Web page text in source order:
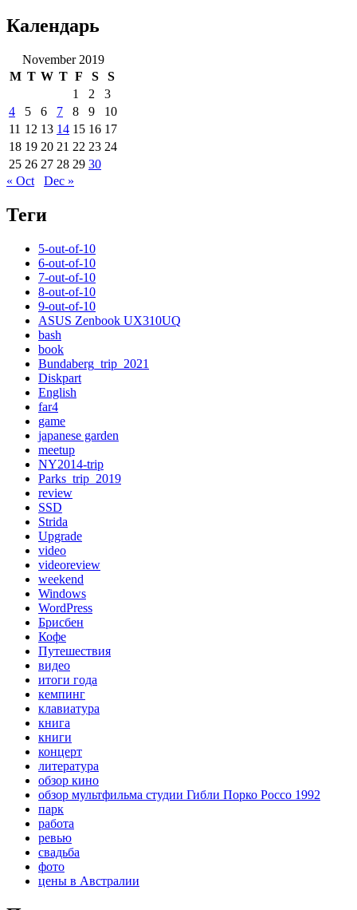
Календарь
November 2019
M T W T F S
S
1
2
3
4
5 6 7 8 9
10
11 12 13 14 15 16 17
18 19 20 21 22 23 24
25 26 27 28 29 30
« Oct
Dec »
Теги
5-out-of-10
6-out-of-10
7-out-of-10
8-out-of-10
9-out-of-10
ASUS Zenbook UX310UQ
bash
book
Bundaberg_trip_2021
Diskpart
English
far4
game
japanese garden
meetup
NY2014-trip
Parks_trip_2019
review
SSD
Strida
Upgrade
video
videoreview
weekend
Windows
WordPress
Брисбен
Кофе
Путешествия
видео
итоги года
кемпинг
клавиатура
книга
книги
концерт
литература
обзор кино
обзор мультфильма студии Гибли Порко Россо 1992
парк
работа
ревью
свадьба
фото
цены в Австралии